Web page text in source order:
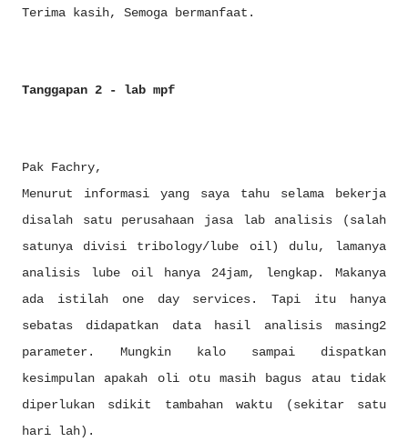
Terima kasih, Semoga bermanfaat.
Tanggapan 2 - lab mpf
Pak Fachry,
Menurut informasi yang saya tahu selama bekerja
disalah satu perusahaan jasa lab analisis (salah
satunya divisi tribology/lube oil) dulu, lamanya
analisis lube oil hanya 24jam, lengkap. Makanya
ada istilah one day services. Tapi itu hanya
sebatas didapatkan data hasil analisis masing2
parameter. Mungkin kalo sampai dispatkan
kesimpulan apakah oli otu masih bagus atau tidak
diperlukan sdikit tambahan waktu (sekitar satu
hari lah).